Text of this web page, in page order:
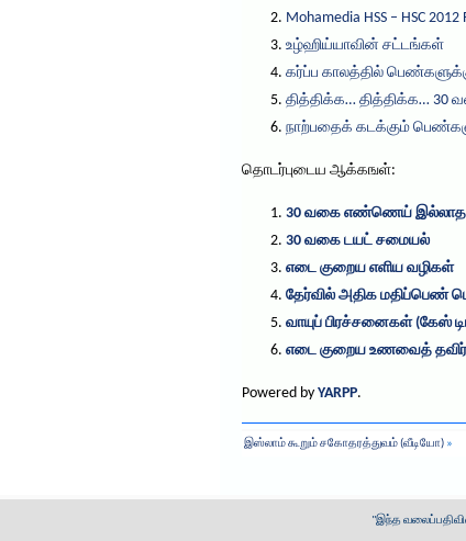
Mohamedia HSS – HSC 2012
உழ்ஹிய்யாவின் சட்டங்கள்
கர்ப்ப காலத்தில்
தித்திக்க… தித்திக்க… 30
நாற்பதைக் கடக்கும்
தொடர்புடைய ஆக்கஙள்:
30 வகை எண்ணெய்
30 வகை டயட் சமையல்
எடை குறைய எளிய வழிகள்
தேர்வில் அதிக மதிப்பெண்
வாயுப் பிரச்சனைகள் (கேஸ்
எடை குறைய உணவைத்
Powered by YARPP.
இஸ்லாம் கூறும் சகோதரத்துவம் (வீடியோ) »
"இந்த